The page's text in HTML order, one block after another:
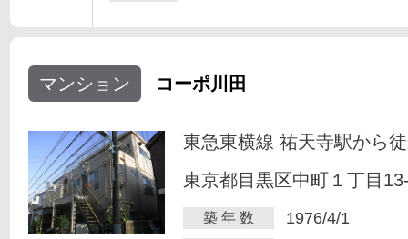
マンション コーポ川田
東急東横線 祐天寺駅から
東京都目黒区中町１丁目
築 年 数 1976/4/1